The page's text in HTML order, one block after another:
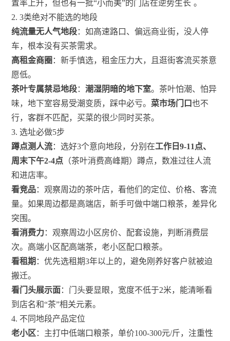
置率上升，但也有一批“小而美”的门店在逆势生长 。
2. 3类绝对不能选的地段
纯流量无人气地段：如高速路口、偏远商业街，没人停
车，根本没有买茶需求。
高租金商圈 ：新手慎选，租金压力大，且逛街客流买茶意
愿低。
茶叶专属禁忌地段：潮湿阴暗的地下室。茶叶怕潮、怕异
味，地下室容易受潮变质，踩中必亏。菜市场门口也不
行，客群不匹配，买菜的很少同时买茶。
3. 选址必做5步
蹲点测人流：选好3个意向地段，分别在工作日9-11点、
周末下午2-4点 （茶叶消费高峰期）蹲点，数准过往人流
和进店率。
看竞品：观察周边的茶叶店，看他们的定位、价格、客流
量。如果周边都是高端店，新手可做中端口粮茶，差异化
突围。
看消费力：观察周边小区房价、配套设施，判断消费层
次。高端小区配高端茶，老小区配口粮茶。
看租期 ：优先选租期3年以上的，避免刚养好客户就被迫
搬迁。
看门头展示面 ：门头要显眼，宽度不低于2米，能清晰看
到店名和“茶”相关元素。
4. 不同地段产品定位
老小区：主打中低端口粮茶，单价100-300元/斤，注重性